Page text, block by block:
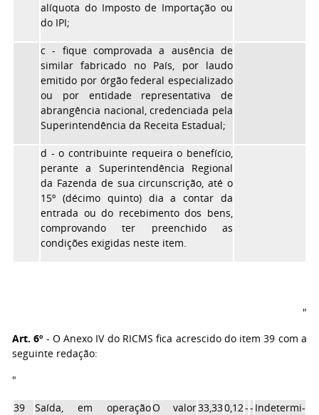
alíquota do Imposto de Importação ou
do IPI;
c - fique comprovada a ausência de
similar fabricado no País, por laudo
emitido por órgão federal especializado
ou por entidade representativa de
abrangência nacional, credenciada pela
Superintendência da Receita Estadual;
d - o contribuinte requeira o benefício,
perante a Superintendência Regional
da Fazenda de sua circunscrição, até o
15º (décimo quinto) dia a contar da
entrada ou do recebimento dos bens,
comprovando ter preenchido as
condições exigidas neste item.
"
Art. 6º - O Anexo IV do RICMS fica acrescido do item 39 com a
seguinte redação:
"
39
Saída, em operaçãoO valor33,330,12-- Indetermi-